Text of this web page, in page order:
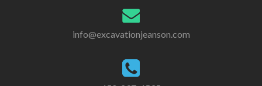
info@excavationjeanson.com